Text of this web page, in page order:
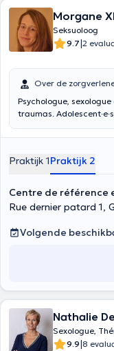
Morgane
Seksuoloog
9.7|2
Over de
Psychologue,
traumas.
Praktijk 1Praktijk 2
Centre de référence
Rue dernier patard 1,
Volgende
Nathalie
Sexologue,
9.9|8